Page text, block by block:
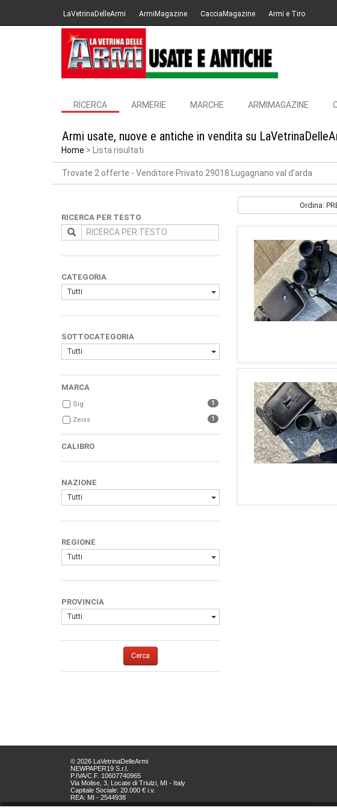
LaVetrinaDelleArmi ArmiMagazine CacciaMagazine Armi e Tiro
RICERCA ARMERIE MARCHE ARMIMAGAZINE
Armi usate, nuove e antiche in vendita su
Home Lista risultati
Trovate 2 offerte - Venditore Privato 29018 Lugagnano val d’arda
RICERCA PER TESTO
CATEGORIA
Tutti
SOTTOCATEGORIA
Tutti
MARCA
Sig 1
Zeiss 1
CALIBRO
NAZIONE
Tutti
REGIONE
Tutti
PROVINCIA
Tutti
Cerca
Ordina:
© 2026 LaVetrinaDelleArmi
NEWPAPER19 S.r.l.
P.IVA/C.F. 10607740965
Via Molise, 3, Locate di Triulzi, MI - Italy
Capitale Sociale: 20.000 € i.v.
REA: MI - 2544938